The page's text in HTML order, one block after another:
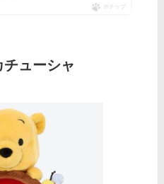
ポチップ
ューシャ